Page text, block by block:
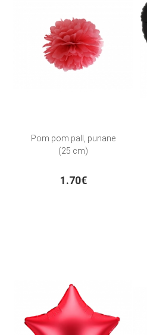
Pom pom pall, punane
(25 cm)
1.70€